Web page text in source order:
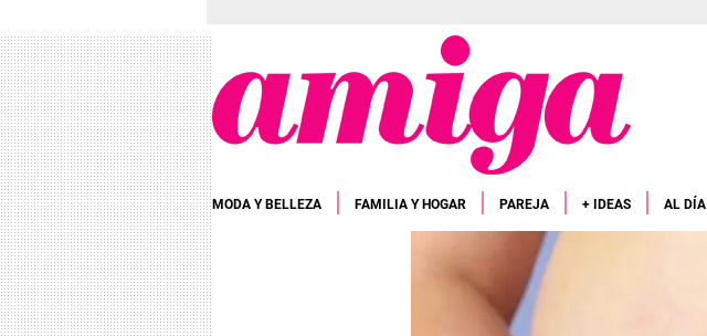
MODA Y BELLEZA FAMILIA Y HOGAR PAREJA + IDEAS AL DÍA